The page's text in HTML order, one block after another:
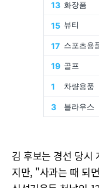
김 후보는 경선 당시
지만, "사과는 때 되